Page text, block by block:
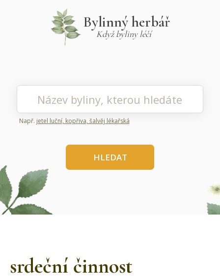
Bylinný herbář
Když byliny léčí
Např. jetel luční, kopřiva, šalvěj lékařská
HLEDAT
srdeční činnost